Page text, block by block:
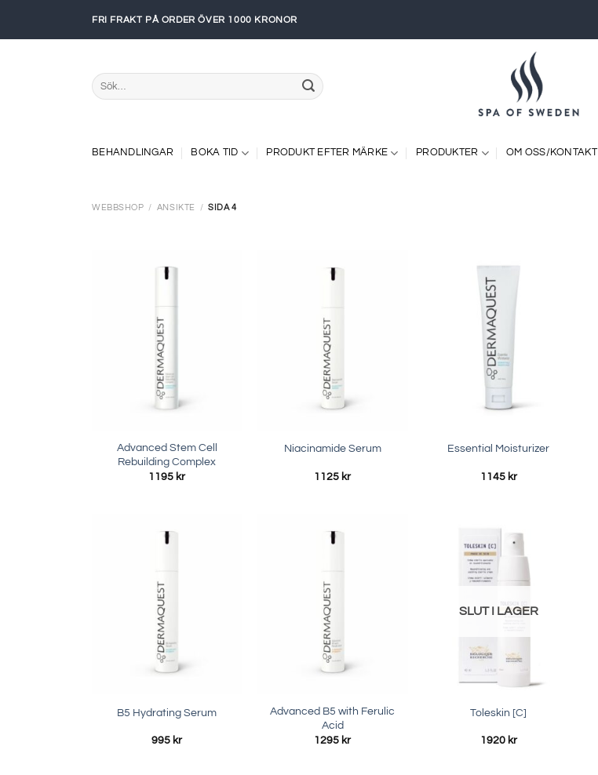
FRI FRAKT PÅ ORDER ÖVER 1000 KRONOR
Sök
efter:
BEHANDLINGAR BOKA TID PRODUKT EFTER MÄRKE PRODUKTER OM OSS/KONTAKT
WEBBSHOP / ANSIKTE / SIDA 4
Advanced Stem Cell
Rebuilding Complex
1195 kr
Niacinamide Serum
1125 kr
Essential Moisturizer
1145 kr
B5 Hydrating Serum
995 kr
Advanced B5 with Ferulic
Acid
1295 kr
SLUT I LAGER
Toleskin [C]
1920 kr